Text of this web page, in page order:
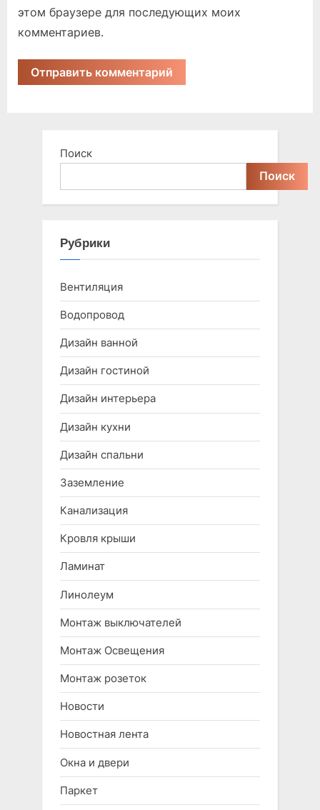
этом браузере для последующих моих
комментариев.
Поиск
Поиск
Рубрики
Вентиляция
Водопровод
Дизайн ванной
Дизайн гостиной
Дизайн интерьера
Дизайн кухни
Дизайн спальни
Заземление
Канализация
Кровля крыши
Ламинат
Линолеум
Монтаж выключателей
Монтаж Освещения
Монтаж розеток
Новости
Новостная лента
Окна и двери
Паркет